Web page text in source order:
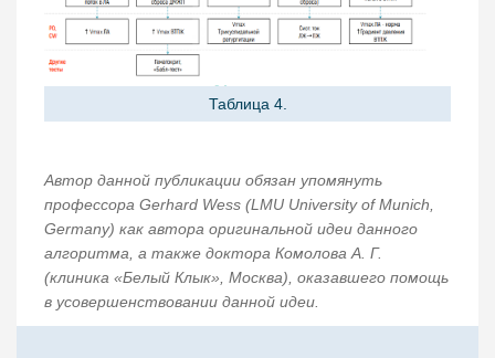
Таблица 4.
Автор данной публикации обязан упомянуть
профессора Gerhard Wess (LMU University of Munich,
Germany) как автора оригинальной идеи данного
алгоритма, а также доктора Комолова А. Г.
(клиника «Белый Клык», Москва), оказавшего помощь
в усовершенствовании данной идеи.